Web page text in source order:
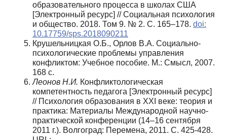
образовательного процесса в школах США
[Электронный ресурс] // Социальная психология
и общество. 2018. Том 9. № 2. С. 165–178. doi:
10.17759/sps.2018090211
Крушельницкая О.Б., Орлов В.А. Социально-
психологические проблемы управления
конфликтом: Учебное пособие. М.: Смысл, 2007.
168 с.
Леонов Н.И. Конфликтологическая
компетентность педагога [Электронный ресурс]
// Психология образования в XXI веке: теория и
практика: Материалы Международной научно-
практической конференции (14–16 сентября
2011 г.). Волгоград: Перемена, 2011. С. 425-428.